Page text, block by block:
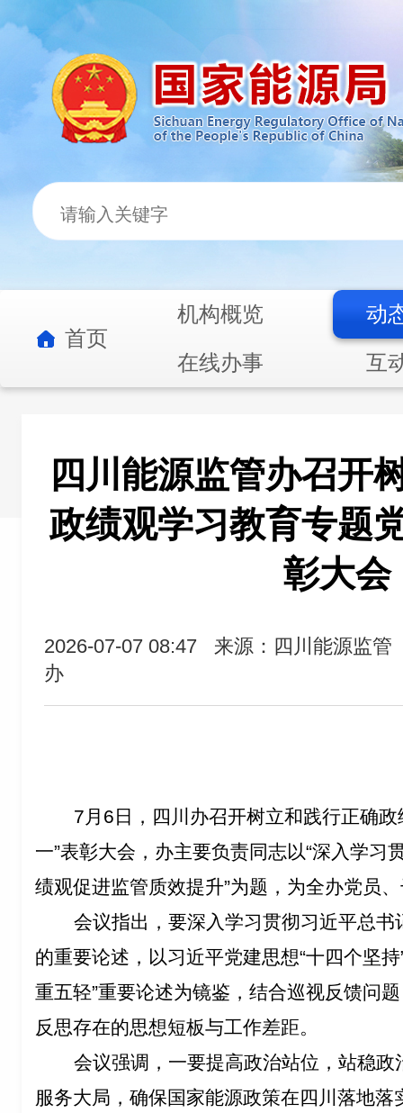
首页
机构概览
动
在线办事
互
四川能源监管办召开
政绩观学习教育专题
彰大会
2026-07-07 08:47
来源：四川能源监管
办
7 月 6 日，四川办召开树立和践行正确
一”表彰大会，办主要负责同志以“深入学习
绩观促进监管质效提升”为题，为全办党员
会议指出，要深入学习贯彻习近平总
的重要论述，以习近平党建思想“十四个坚持
重五轻”重要论述为镜鉴，结合巡视反馈问
反思存在的思想短板与工作差距。
会议强调，一要提高政治站位，站稳
服务大局，确保国家能源政策在四川落地